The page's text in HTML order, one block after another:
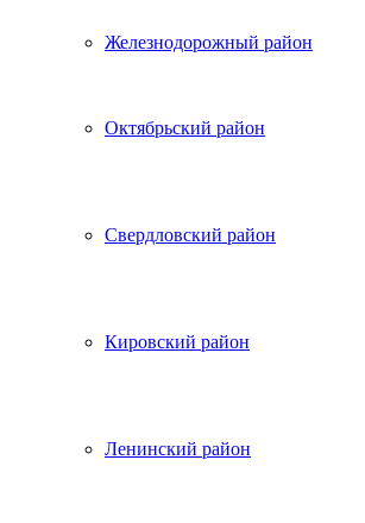
Железнодорожный район
Октябрьский район
Свердловский район
Кировский район
Ленинский район